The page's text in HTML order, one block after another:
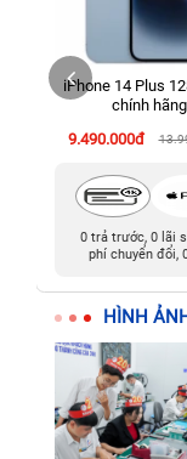
24h Vũng Tàu:
Tàu cũ)
198 Hoàng Văn
iPhone 14 Plus
chính hãng
9.490.000đ
0 trả trước, 0 lãi
phí chuyển đổi,
HÌNH